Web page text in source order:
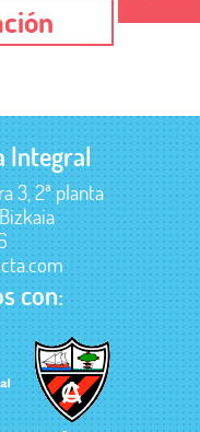
Integral
3, 2ª planta
con: